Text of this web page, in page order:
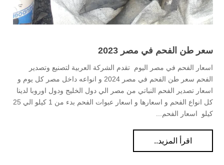
سعر طن الفحم في مصر 2023
اسعار الفحم في مصر اليوم تقدم الشركة العربية لتصنيع وتصدير
الفحم سعر طن الفحم في مصر 2024 و انواعه داخل مصر كل يوم و
اسعار تصدير الفحم النباتي من مصر الي دول الخليج ودول اوروبا لدينا
كل انواع الفحم و اسعارها و اسعار عبوات الفحم بدء من 1 كيلو الي 25
كيلو اسعار الفحم...
اقرأ المزيد..